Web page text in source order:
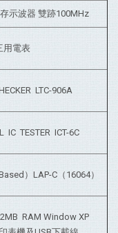
示波器 雙跡100MHz
用電表
LTC-906A
IC TESTER ICT-6C
）LAP-C（16064）
RAM Window XP